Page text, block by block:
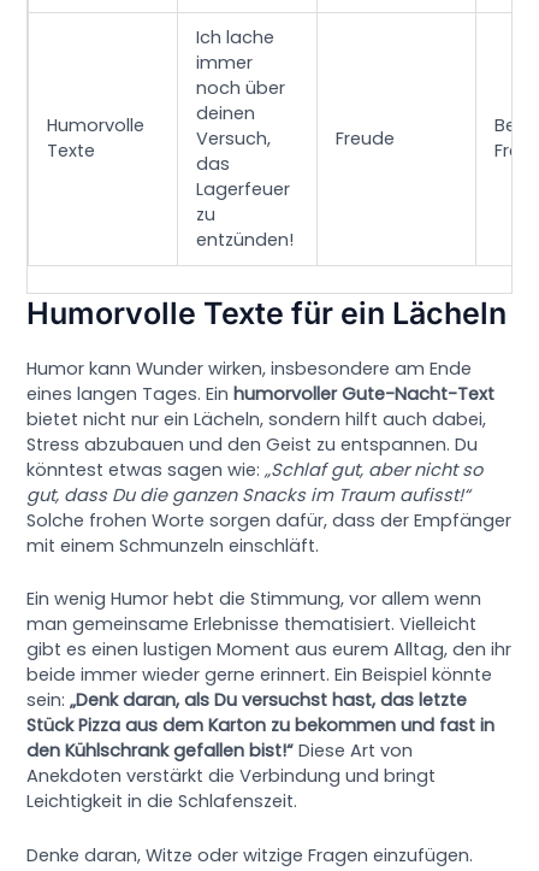
Humorvolle
Texte
Ich lache
immer
noch über
deinen
Versuch,
das
Lagerfeuer
zu
entzünden!
Freude
Humorvolle Texte für ein Lächeln
Humor kann Wunder wirken, insbesondere am Ende
eines langen Tages. Einhumorvoller Gute-Nacht-Text
bietet nicht nur ein Lächeln, sondern hilft auch dabei,
Stress abzubauen und den Geist zu entspannen. Du
könntest etwas sagen wie:„Schlaf gut, aber nicht so
gut, dass Du die ganzen Snacks im Traum aufisst!“
Solche frohen Worte sorgen dafür, dass der Empfänger
mit einem Schmunzeln einschläft.
Ein wenig Humor hebt die Stimmung, vor allem wenn
man gemeinsame Erlebnisse thematisiert. Vielleicht
gibt es einen lustigen Moment aus eurem Alltag, den ihr
beide immer wieder gerne erinnert. Ein Beispiel könnte
sein:„Denk daran, als Du versuchst hast, das letzte
Stück Pizza aus dem Karton zu bekommen und fast in
den Kühlschrank gefallen bist!“ Diese Art von
Anekdoten verstärkt die Verbindung und bringt
Leichtigkeit in die Schlafenszeit.
Denke daran, Witze oder witzige Fragen einzufügen.